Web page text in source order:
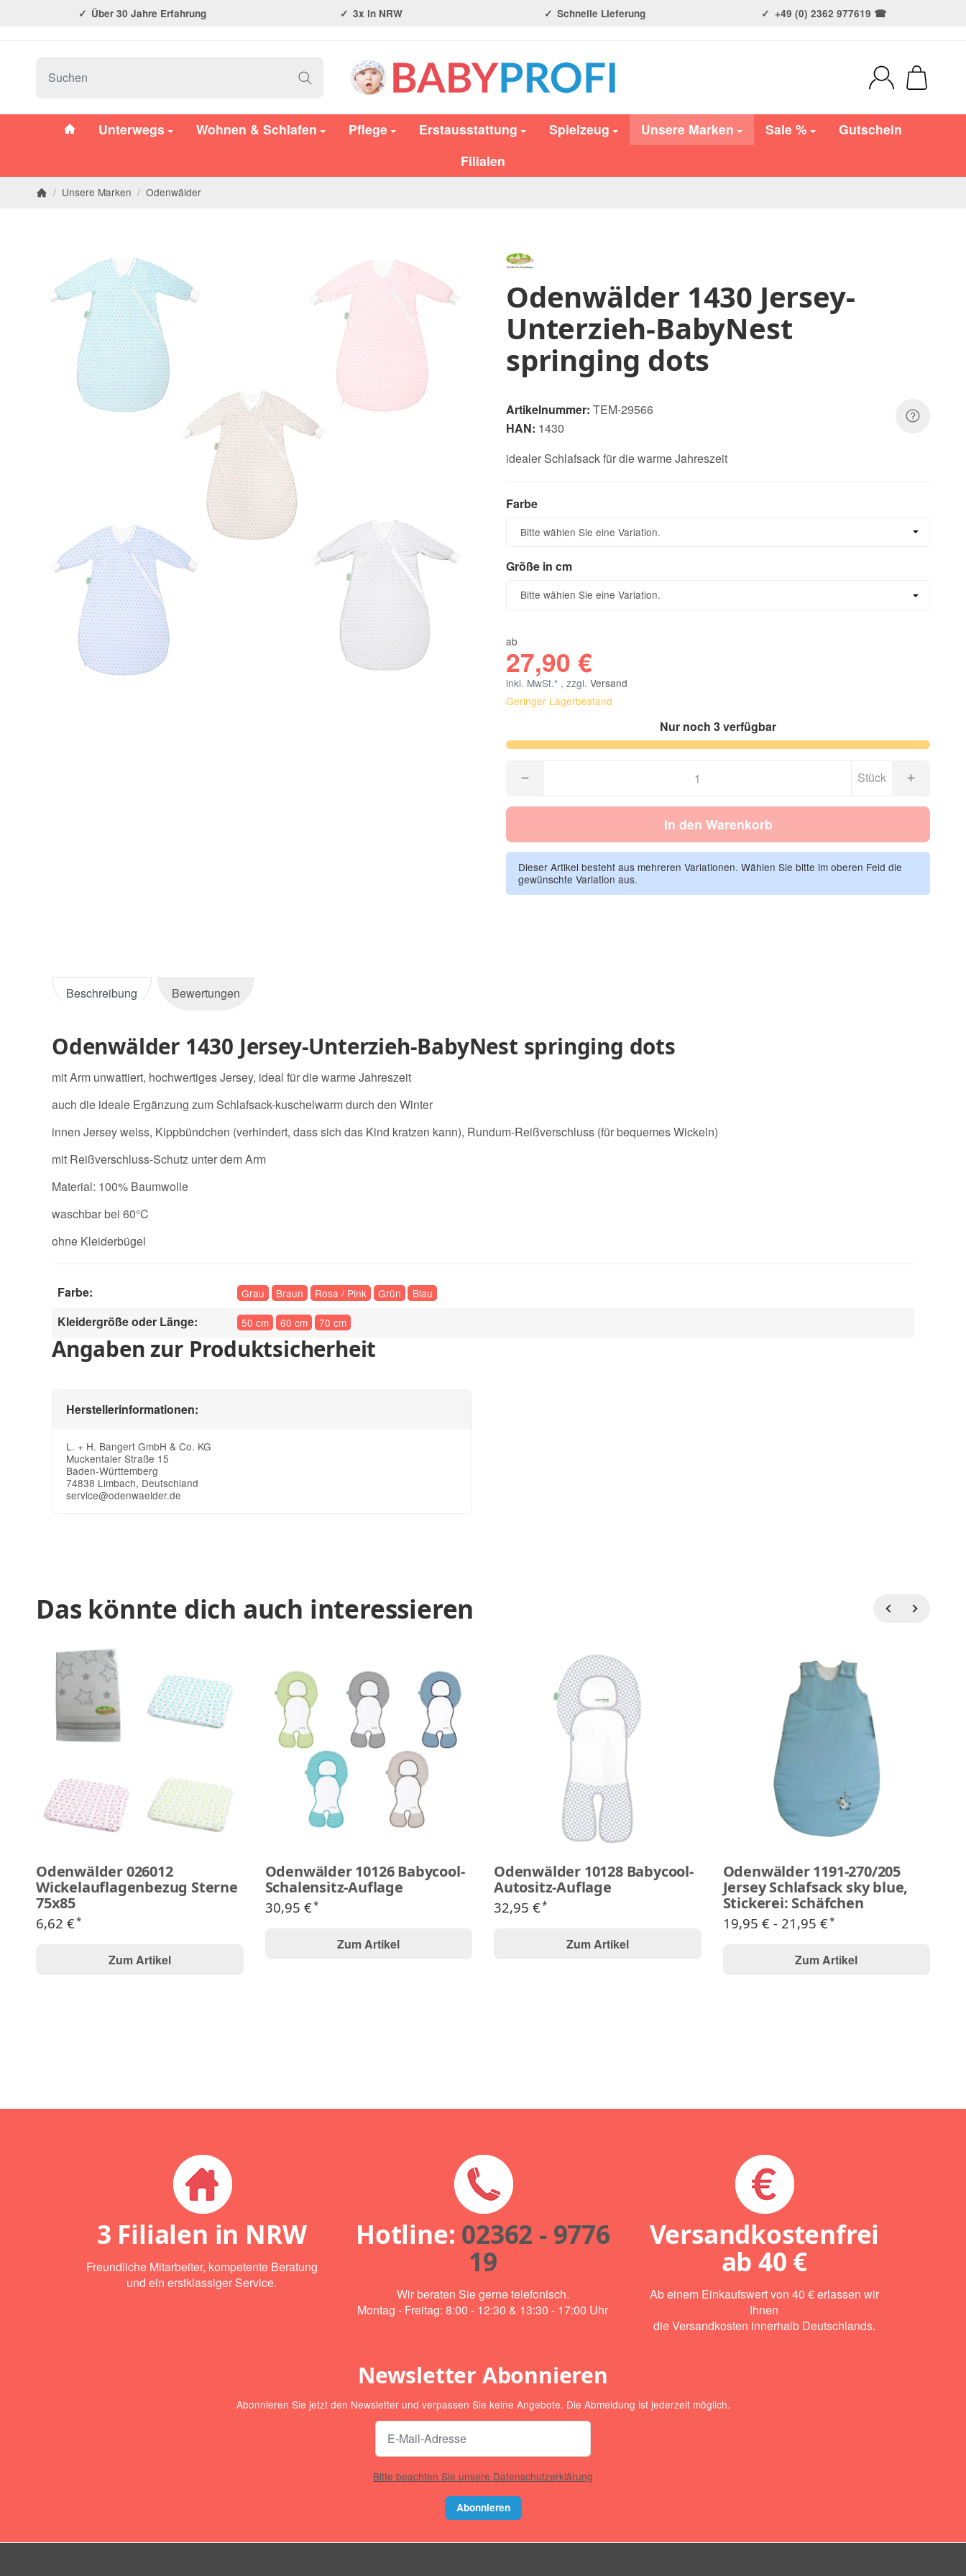
Über 30 Jahre Erfahrung 3x in NRW Schnelle Lieferung +49 (0) 2362 977619 ☎
#custom.linkHome#
Unterwegs Wohnen & Schlafen Pflege Erstausstattung Spielzeug Unsere Marken Sale %
Gutschein
Filialen
/ Unsere Marken / Odenwälder
Odenwälder 1430 Jersey-
Unterzieh-BabyNest
springing dots
Artikelnummer: TEM-29566
HAN: 1430
idealer Schlafsack für die warme Jahreszeit
Farbe
Bitte wählen Sie eine Variation.
Größe in cm
Bitte wählen Sie eine Variation.
ab
27,90 €
inkl. MwSt.* , zzgl. Versand
Geringer Lagerbestand
Nur noch 3 verfügbar
Stück
In den Warenkorb
Dieser Artikel besteht aus mehreren Variationen. Wählen Sie bitte im oberen Feld die
gewünschte Variation aus.
Beschreibung Bewertungen
Odenwälder 1430 Jersey-Unterzieh-BabyNest springing dots
mit Arm unwattiert, hochwertiges Jersey, ideal für die warme Jahreszeit
auch die ideale Ergänzung zum Schlafsack-kuschelwarm durch den Winter
innen Jersey weiss, Kippbündchen (verhindert, dass sich das Kind kratzen kann), Rundum-Reißverschluss (für bequemes Wickeln)
mit Reißverschluss-Schutz unter dem Arm
Material: 100% Baumwolle
waschbar bei 60°C
ohne Kleiderbügel
Farbe: Grau Braun Rosa / Pink Grün Blau
Kleidergröße oder Länge: 50 cm 60 cm 70 cm
Angaben zur Produktsicherheit
Herstellerinformationen:
L. + H. Bangert GmbH & Co. KG
Muckentaler Straße 15
Baden-Württemberg
74838 Limbach, Deutschland
service@odenwaelder.de
Das könnte dich auch interessieren
Odenwälder 026012
Wickelauflagenbezug Sterne
75x85
6,62 €*
Zum Artikel
Odenwälder 10126 Babycool-
Schalensitz-Auflage
30,95 €*
Zum Artikel
Odenwälder 10128 Babycool-
Autositz-Auflage
32,95 €*
Zum Artikel
Odenwälder 1191-270/205
Jersey Schlafsack sky blue,
Stickerei: Schäfchen
19,95 € - 21,95 €*
Zum Artikel
3 Filialen in NRW
Freundliche Mitarbeiter, kompetente Beratung
und ein erstklassiger Service.
Hotline: 02362 - 9776
19
Wir beraten Sie gerne telefonisch.
Montag - Freitag: 8:00 - 12:30 & 13:30 - 17:00 Uhr
Versandkostenfrei
ab 40 €
Ab einem Einkaufswert von 40 € erlassen wir
Ihnen
die Versandkosten innerhalb Deutschlands.
Newsletter Abonnieren
Abonnieren Sie jetzt den Newsletter und verpassen Sie keine Angebote. Die Abmeldung ist jederzeit möglich.
Bitte beachten Sie unsere Datenschutzerklärung
Abonnieren